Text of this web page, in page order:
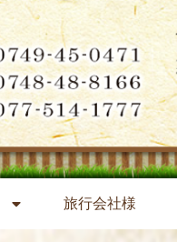
旅行会社様